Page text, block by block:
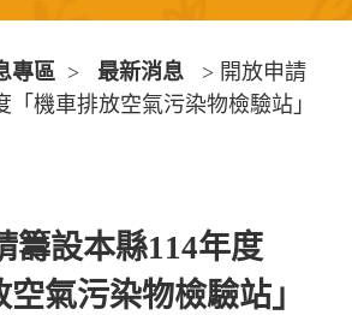
專區 > 最新消息
> 開放申請
「機車排放空氣污染物檢驗站」
籌設本縣114年度
空氣污染物檢驗站」